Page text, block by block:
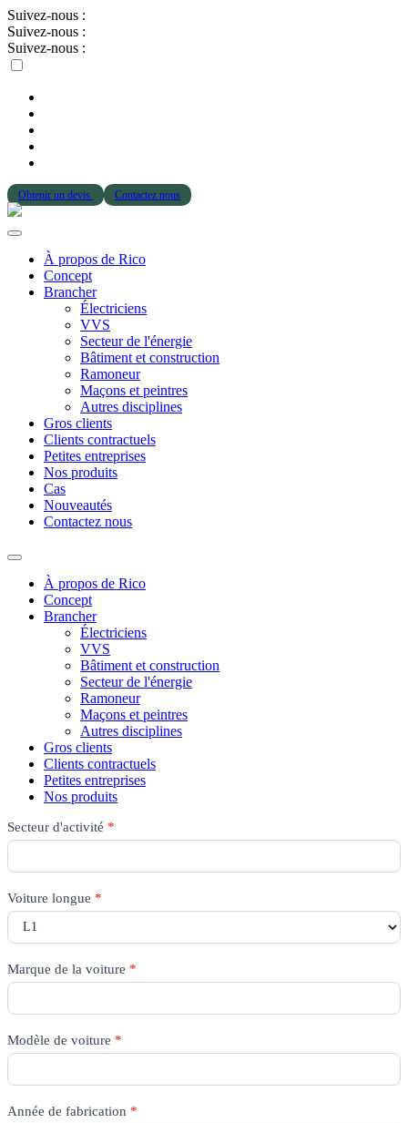
Suivez-nous :
Suivez-nous :
Suivez-nous :
Obtenir un devis Contactez nous
À propos de Rico
Concept
Brancher
Électriciens
VVS
Secteur de l'énergie
Bâtiment et construction
Ramoneur
Maçons et peintres
Autres disciplines
Gros clients
Clients contractuels
Petites entreprises
Nos produits
Cas
Nouveautés
Contactez nous
À propos de Rico
Concept
Brancher
Électriciens
VVS
Bâtiment et construction
Secteur de l'énergie
Ramoneur
Maçons et peintres
Autres disciplines
Gros clients
Clients contractuels
Petites entreprises
Nos produits
Citation
de
-
Toutes
les
pages
Secteur d'activité *
Voiture longue *
Marque de la voiture *
Modèle de voiture *
Année de fabrication *